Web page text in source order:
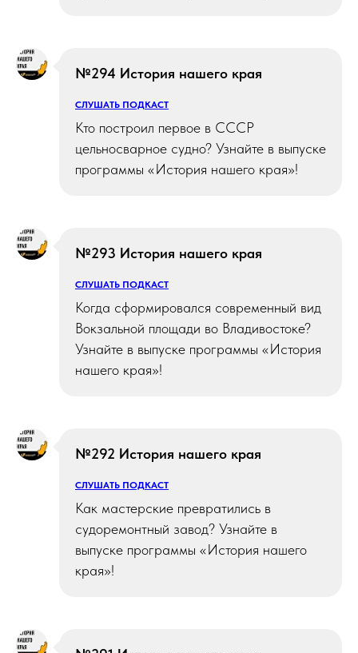
№294 История нашего края
СЛУШАТЬ ПОДКАСТ
Кто построил первое в СССР
цельносварное судно? Узнайте в выпуске
программы «История нашего края»!
№293 История нашего края
СЛУШАТЬ ПОДКАСТ
Когда сформировался современный вид
Вокзальной площади во Владивостоке?
Узнайте в выпуске программы «История
нашего края»!
№292 История нашего края
СЛУШАТЬ ПОДКАСТ
Как мастерские превратились в
судоремонтный завод? Узнайте в
выпуске программы «История нашего
края»!